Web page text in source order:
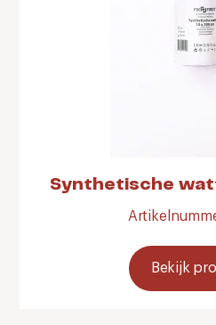
Synthetische
Bekijk